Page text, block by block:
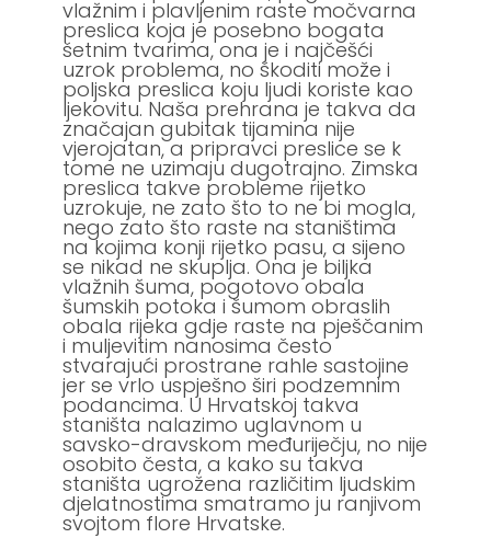
vlažnim i plavljenim raste močvarna
preslica koja je posebno bogata
šetnim tvarima, ona je i najčešći
uzrok problema, no škoditi može i
poljska preslica koju ljudi koriste kao
ljekovitu. Naša prehrana je takva da
značajan gubitak tijamina nije
vjerojatan, a pripravci preslice se k
tome ne uzimaju dugotrajno. Zimska
preslica takve probleme rijetko
uzrokuje, ne zato što to ne bi mogla,
nego zato što raste na staništima
na kojima konji rijetko pasu, a sijeno
se nikad ne skuplja. Ona je biljka
vlažnih šuma, pogotovo obala
šumskih potoka i šumom obraslih
obala rijeka gdje raste na pješčanim
i muljevitim nanosima često
stvarajući prostrane rahle sastojine
jer se vrlo uspješno širi podzemnim
podancima. U Hrvatskoj takva
staništa nalazimo uglavnom u
savsko-dravskom međuriječju, no nije
osobito česta, a kako su takva
staništa ugrožena različitim ljudskim
djelatnostima smatramo ju ranjivom
svojtom flore Hrvatske.